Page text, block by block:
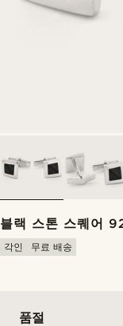
블랙 스톤 스퀘어
각인 무료 배송
품절